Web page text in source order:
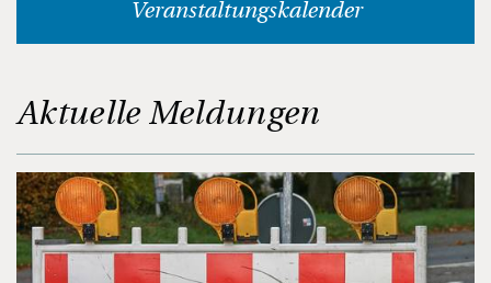
Veranstaltungskalender
Aktuelle Meldungen